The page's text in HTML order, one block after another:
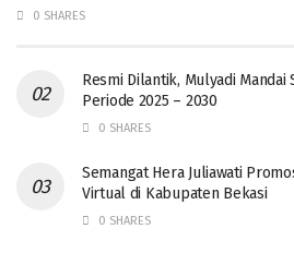
0 SHARES
Resmi Dilantik, Mulyadi Mandai
Periode 2025 – 2030
0 SHARES
Semangat Hera Juliawati
Virtual di Kabupaten Bekasi
0 SHARES